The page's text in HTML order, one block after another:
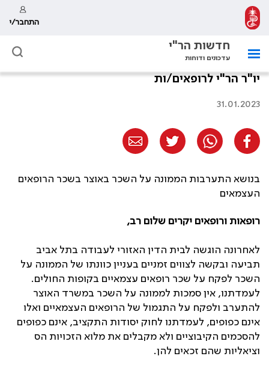
התחבר/י
חדשות הר"י
עדכונים ודוחות
יו"ר הר"י לרופאים/ות
בנושא התערבות הממונה על השכר באוצר בשכר הרופאים
העצמאים
31.01.2023
רופאות ורופאים יקרים שלום רב,
לאחרונה הוגשה לבית הדין האזורי לעבודה בתל אביב
תביעה ובקשה לצווים זמניים בעניין כוונתו של הממונה על
השכר לפקח על שכר רופאים עצמאיים בקופות החולים.
לעמדתנו, אין סמכות לממונה על השכר במשרד האוצר
להתערב ולפקח על התגמול של הרופאים העצמאיים ואלו
אינם כפופים, לעמדתנו לחוק יסודות התקציב, אינם כפופים
להסכמים הקיבוציים ולא מקבלים את מלוא הזכויות הס
וציאליות שהם זכאים להן.